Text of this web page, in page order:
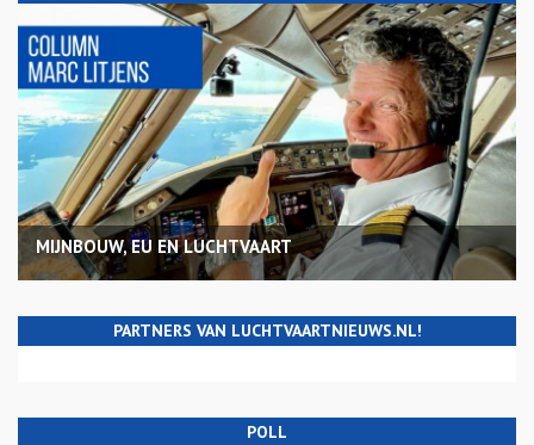
MIJNBOUW, EU EN LUCHTVAART
PARTNERS VAN LUCHTVAARTNIEUWS.NL!
POLL